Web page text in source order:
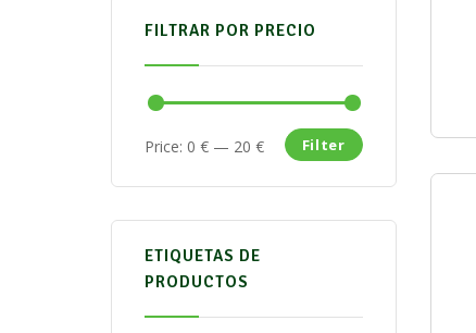
FILTRAR POR PRECIO
Filter
Price: 0 € — 20 €
ETIQUETAS DE
PRODUCTOS